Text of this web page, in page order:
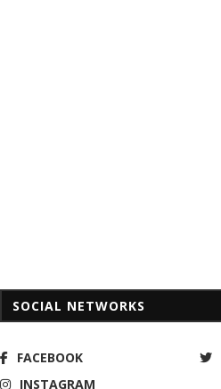
SOCIAL NETWORKS
FACEBOOK
INSTAGRAM